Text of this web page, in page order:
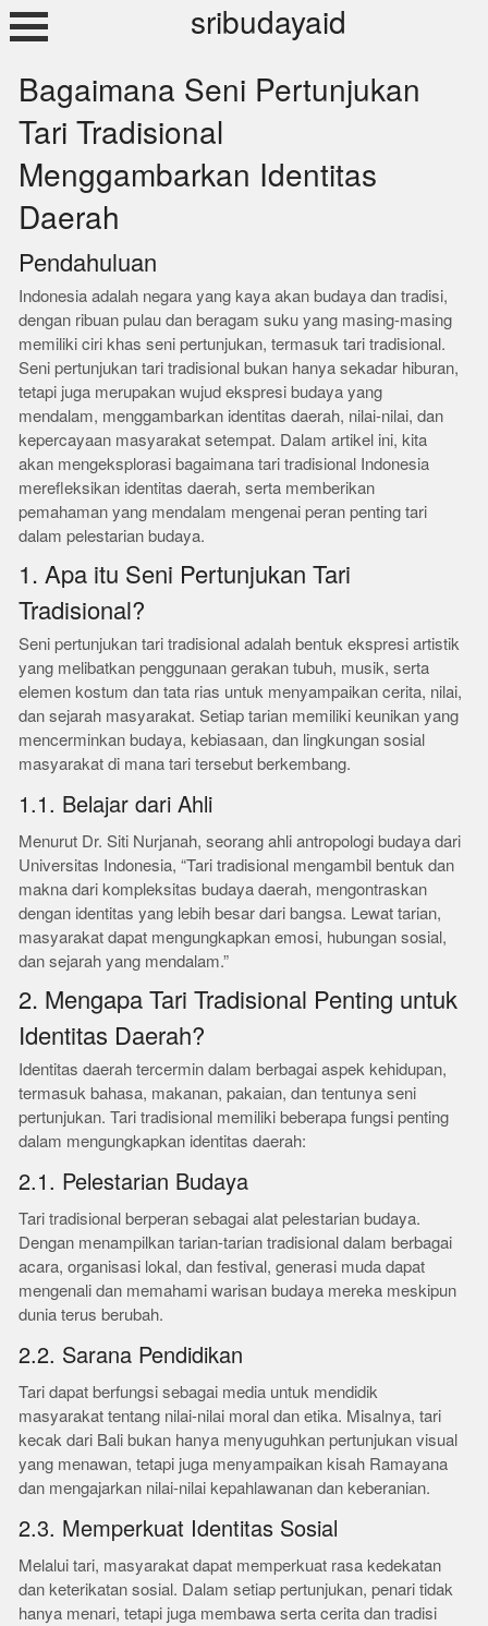
Skip
to
sribudayaid
Bagaimana Seni Pertunjukan
Tari Tradisional
Menggambarkan Identitas
Daerah
Pendahuluan
Indonesia adalah negara yang kaya akan budaya dan tradisi,
dengan ribuan pulau dan beragam suku yang masing-masing
memiliki ciri khas seni pertunjukan, termasuk tari tradisional.
Seni pertunjukan tari tradisional bukan hanya sekadar hiburan,
tetapi juga merupakan wujud ekspresi budaya yang
mendalam, menggambarkan identitas daerah, nilai-nilai, dan
kepercayaan masyarakat setempat. Dalam artikel ini, kita
akan mengeksplorasi bagaimana tari tradisional Indonesia
merefleksikan identitas daerah, serta memberikan
pemahaman yang mendalam mengenai peran penting tari
dalam pelestarian budaya.
1. Apa itu Seni Pertunjukan Tari
Tradisional?
Seni pertunjukan tari tradisional adalah bentuk ekspresi artistik
yang melibatkan penggunaan gerakan tubuh, musik, serta
elemen kostum dan tata rias untuk menyampaikan cerita, nilai,
dan sejarah masyarakat. Setiap tarian memiliki keunikan yang
mencerminkan budaya, kebiasaan, dan lingkungan sosial
masyarakat di mana tari tersebut berkembang.
1.1. Belajar dari Ahli
Menurut Dr. Siti Nurjanah, seorang ahli antropologi budaya dari
Universitas Indonesia, “Tari tradisional mengambil bentuk dan
makna dari kompleksitas budaya daerah, mengontraskan
dengan identitas yang lebih besar dari bangsa. Lewat tarian,
masyarakat dapat mengungkapkan emosi, hubungan sosial,
dan sejarah yang mendalam.”
2. Mengapa Tari Tradisional Penting untuk
Identitas Daerah?
Identitas daerah tercermin dalam berbagai aspek kehidupan,
termasuk bahasa, makanan, pakaian, dan tentunya seni
pertunjukan. Tari tradisional memiliki beberapa fungsi penting
dalam mengungkapkan identitas daerah:
2.1. Pelestarian Budaya
Tari tradisional berperan sebagai alat pelestarian budaya.
Dengan menampilkan tarian-tarian tradisional dalam berbagai
acara, organisasi lokal, dan festival, generasi muda dapat
mengenali dan memahami warisan budaya mereka meskipun
dunia terus berubah.
2.2. Sarana Pendidikan
Tari dapat berfungsi sebagai media untuk mendidik
masyarakat tentang nilai-nilai moral dan etika. Misalnya, tari
kecak dari Bali bukan hanya menyuguhkan pertunjukan visual
yang menawan, tetapi juga menyampaikan kisah Ramayana
dan mengajarkan nilai-nilai kepahlawanan dan keberanian.
2.3. Memperkuat Identitas Sosial
Melalui tari, masyarakat dapat memperkuat rasa kedekatan
dan keterikatan sosial. Dalam setiap pertunjukan, penari tidak
hanya menari, tetapi juga membawa serta cerita dan tradisi